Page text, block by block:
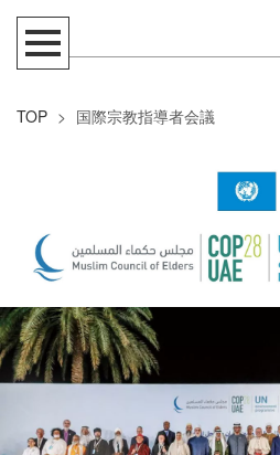
TOP > 国際宗教指導者会議